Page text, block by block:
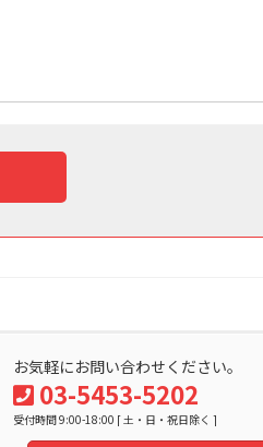
お気軽にお問い合わせください。
03-5453-5202
受付時間 9:00-18:00 [ 土・日・祝日除く ]